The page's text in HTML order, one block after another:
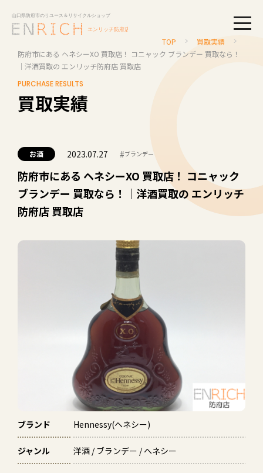
TOP
買取実績
防府市にある ヘネシーXO 買取店！ コニャック ブランデー 買取なら！
｜洋酒買取の エンリッチ防府店 買取店
PURCHASE RESULTS
買取実績
お酒 2023.07.27 #ブランデー
防府市にある ヘネシーXO 買取店！ コニャック
ブランデー 買取なら！｜洋酒買取の エンリッチ
防府店 買取店
ブランド Hennessy(ヘネシー)
ジャンル 洋酒 / ブランデー / ヘネシー